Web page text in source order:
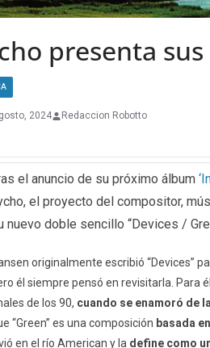
presenta
2024 Redaccion Robotto
el anuncio de su próximo álbum
el proyecto del compositor,
nuevo doble sencillo “Devices /
originalmente escribió “Devices”
él siempre pensó en revisitarla. Para
de los 90, cuando se enamoró de
“Green” es una composición basada
en el río American y la define como